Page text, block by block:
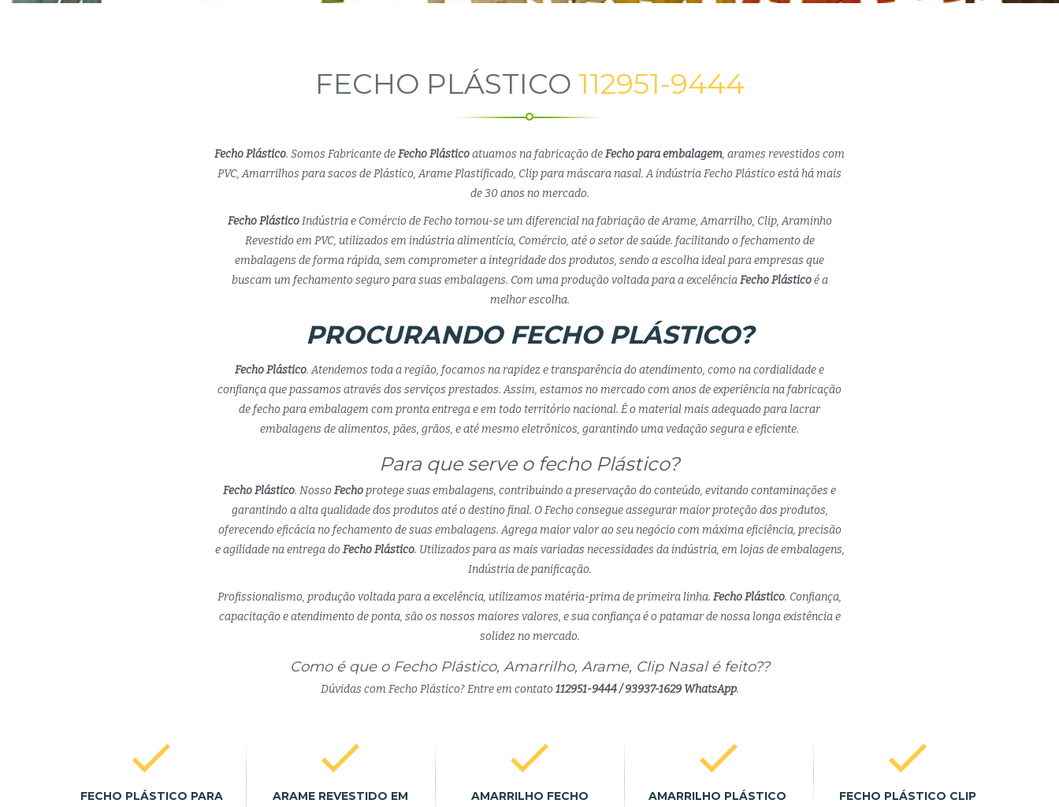
FECHO PLÁSTICO 112951-9444
Fecho Plástico. Somos Fabricante deFecho Plásticoatuamos na fabricação deFecho para embalagem, arames revestidos com
PVC, Amarrilhos para sacos de Plástico, Arame Plastificado, Clip para máscara nasal. A indústria Fecho Plástico está há mais
de 30 anos no mercado.
Fecho PlásticoIndústria e Comércio de Fecho tornou-se um diferencial na fabriação de Arame, Amarrilho, Clip, Araminho
Revestido em PVC, utilizados em indústria alimentícia, Comércio, até o setor de saúde. facilitando o fechamento de
embalagens de forma rápida, sem comprometer a integridade dos produtos, sendo a escolha ideal para empresas que
buscam um fechamento seguro para suas embalagens. Com uma produção voltada para a excelênciaFecho Plásticoé a
melhor escolha.
PROCURANDO FECHO PLÁSTICO?
Fecho Plástico. Atendemos toda a região, focamos na rapidez e transparência do atendimento, como na cordialidade e
confiança que passamos através dos serviços prestados. Assim, estamos no mercado com anos de experiência na fabricação
de fecho para embalagem com pronta entrega e em todo território nacional. É o material mais adequado para lacrar
embalagens de alimentos, pães, grãos, e até mesmo eletrônicos, garantindo uma vedação segura e eficiente.
Para que serve o fecho Plástico?
Fecho Plástico. Nosso Fecho protege suas embalagens, contribuindo a preservação do conteúdo, evitando contaminações e
garantindo a alta qualidade dos produtos até o destino final. O Fecho consegue assegurar maior proteção dos produtos,
oferecendo eficácia no fechamento de suas embalagens. Agrega maior valor ao seu negócio com máxima eficiência, precisão
e agilidade na entrega do Fecho Plástico. Utilizados para as mais variadas necessidades da indústria, em lojas de embalagens,
Indústria de panificação.
Profissionalismo, produção voltada para a excelência, utilizamos matéria-prima de primeira linha. Fecho Plástico. Confiança,
capacitação e atendimento de ponta, são os nossos maiores valores, e sua confiança é o patamar de nossa longa existência e
solidez no mercado.
Como é que o Fecho Plástico, Amarrilho, Arame, Clip Nasal é feito??
Dúvidas com Fecho Plástico? Entre em contato 112951-9444 / 93937-1629 WhatsApp.
FECHO PLÁSTICO PARA
ARAME REVESTIDO EM
AMARRILHO FECHO
AMARRILHO PLÁSTICO
FECHO PLÁSTICO CLIP